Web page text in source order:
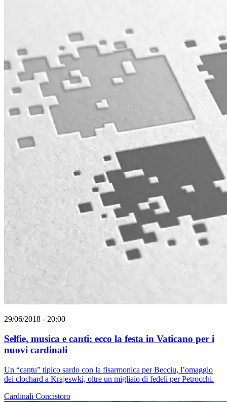
29/06/2018 - 20:00
Selfie, musica e canti: ecco la festa in Vaticano per i
nuovi cardinali
Un “cantu” tipico sardo con la fisarmonica per Becciu, l’omaggio
dei clochard a Krajeswki, oltre un migliaio di fedeli per Petrocchi.
Cardinali Concistoro